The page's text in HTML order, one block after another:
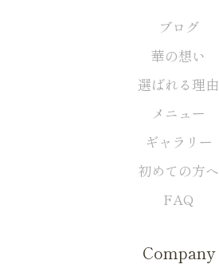
ブログ
華の想い
選ばれる理由
メニュー
ギャラリー
初めての方へ
FAQ
Company